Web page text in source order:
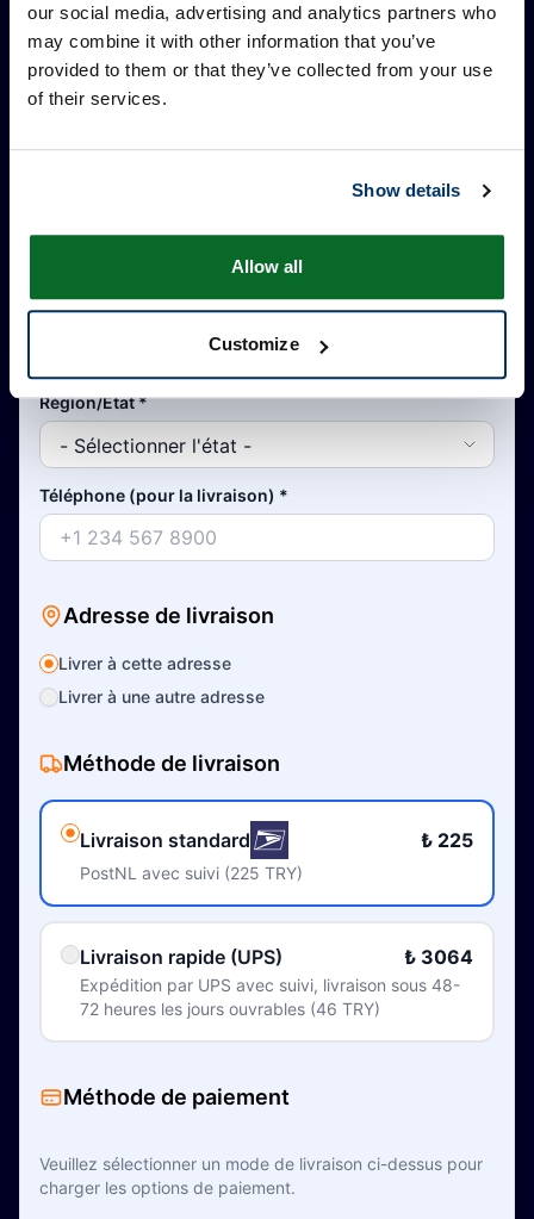
our social media, advertising and analytics partners who
may combine it with other information that you’ve
provided to them or that they’ve collected from your use
of their services.
Show details
Allow all
Customize
Adresse Ligne 2 (Optionnel)
Pays*
Région/État*
Téléphone (pour la livraison) *
Adresse de livraison
Livrer à cette adresse
Livrer à une autre adresse
Méthode de livraison
Livraison standard ₺ 225
PostNL avec suivi (225 TRY)
Livraison rapide (UPS) ₺ 3064
Expédition par UPS avec suivi, livraison sous 48-
72 heures les jours ouvrables (46 TRY)
Méthode de paiement
Veuillez sélectionner un mode de livraison ci-dessus pour
charger les options de paiement.